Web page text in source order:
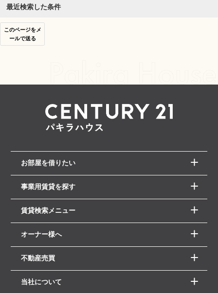
最近検索した条件
このページをメ
ールで送る
お部屋を借りたい
事業用賃貸を探す
賃貸検索メニュー
オーナー様へ
不動産売買
当社について